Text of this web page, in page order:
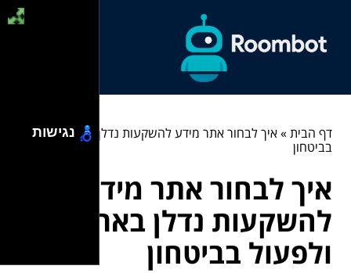
דף הבית»איך לבחור אתר מידע להשקעות נדלן בארהב ולפעול
בביטחון
איך לבחור אתר מידע
להשקעות נדלן בארהב
ולפעול בביטחון
נגישות